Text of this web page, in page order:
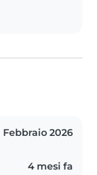
Febbraio 2026
4 mesi fa